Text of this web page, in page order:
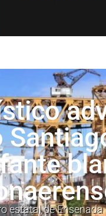
estatal de